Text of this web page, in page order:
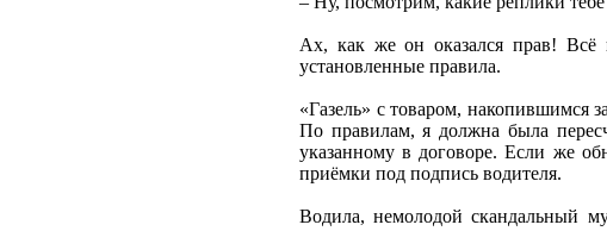
Ах, как же он оказался прав! Всё
установленные правила.
«Газель» с товаром, накопившимся
По правилам, я должна была
указанному в договоре. Если же
приёмки под подпись водителя.
Водила, немолодой скандальный